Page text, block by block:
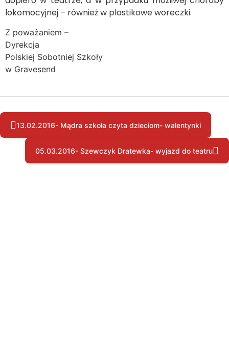
lokomocyjnej – również w plastikowe woreczki.
Z poważaniem –
Dyrekcja
Polskiej Sobotniej Szkoły
w Gravesend
13.02.2016- Mądra szkoła czyta dzieciom- walentynki
05.03.2016- Szewczyk Dratewka- wyjazd do teatru